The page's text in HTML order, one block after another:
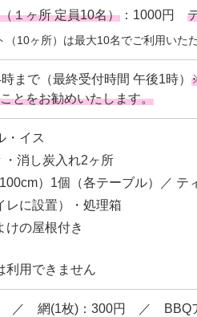
１ヶ所 定員10名） ：1000円
（10ヶ所）は最大10名でご利用いただ
まで（最終受付時間 午後1時）
とをお勧めいたします。
・イス
・消し炭入れ2ヶ所
）1個（各テーブル）／ テ
レに設置）・処理箱
けの屋根付き
利用できません
／ 網(1枚)：300円 ／ BBQ